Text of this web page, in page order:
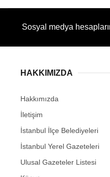
Sosyal medya
HAKKIMIZDA
Hakkımızda
İletişim
İstanbul İlçe Belediyeleri
İstanbul Yerel Gazeteleri
Ulusal Gazeteler Listesi